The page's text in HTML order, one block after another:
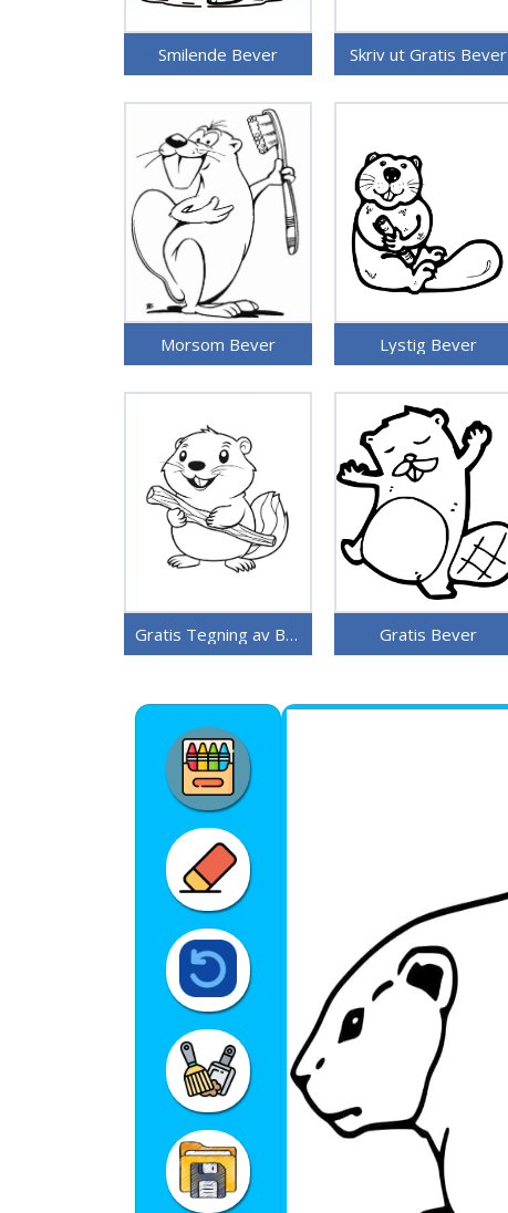
Smilende Bever Skriv ut Gratis Bever
Morsom Bever Lystig Bever
Gratis Tegning av Bever Gratis Bever